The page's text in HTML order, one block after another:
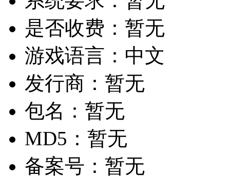
是否收费： 暂无
游戏语言： 中文
发行商： 暂无
包名： 暂无
MD5： 暂无
备案号： 暂无